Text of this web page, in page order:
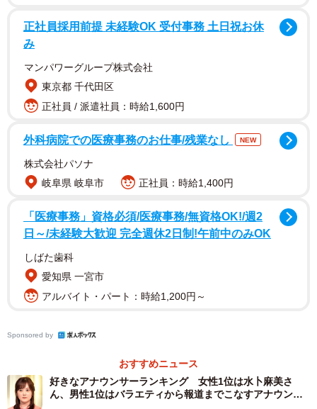
だ。
「水占」は「みずうら」とも「みなうら」ともいい、古代
から行われていた占いの一種である。
の沈み具合で占うなどともいわれ、具体的にどうやってい
たのかははっきりしない部分が多い。また、地域によって
占い方が異なっていたともされる。いずれにしても、川辺
「水卜」は、お寺などこうした水による占いを行っていた
ことに由来する名字であると考えられる。
「安住」紳一郎アナウンサー
正社員採用前提 未経験OK 受付事務 土日祝お休
み
マンパワーグループ株式会社
東京都 千代田区
正社員 / 派遣社員：時給1,600円
外科病院での医療事務のお仕事/残業なし NEW
株式会社パソナ
岐阜県 岐阜市
正社員：時給1,400円
「医療事務」資格必須/医療事務/無資格OK!/週2
日～/未経験大歓迎 完全週休2日制!午前中のみOK
しばた歯科
愛知県 一宮市
アルバイト・パート：時給1,200円～
Sponsored by
おすすめニュース
好きなアナウンサーランキング 女性1位は水卜麻美さ
ん、男性1位はバラエティから報道までこなすアナウンサ